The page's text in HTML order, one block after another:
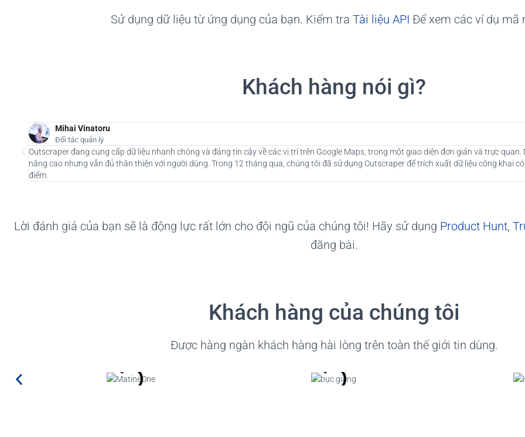
Sử dụng dữ liệu từ ứng dụng của bạn. Kiểm tra Tài liệu API Để xem các ví dụ mã
Khách hàng nói gì?
Mihai Vinatoru
Đối tác quản lý
Outscraper đang cung cấp dữ liệu nhanh chóng và đáng tin cậy về các vị trí trên Google Maps, trong một giao diện đơn giản và trực
nâng cao nhưng vẫn đủ thân thiện với người dùng. Trong 12 tháng qua, chúng tôi đã sử dụng Outscraper để trích xuất dữ liệu công khai
điểm.
Lời đánh giá của bạn sẽ là động lực rất lớn cho đội ngũ của chúng tôi! Hãy sử dụng Product Hunt,
đăng bài.
Khách hàng của chúng tôi
Được hàng ngàn khách hàng hài lòng trên toàn thế giới tin dùng.